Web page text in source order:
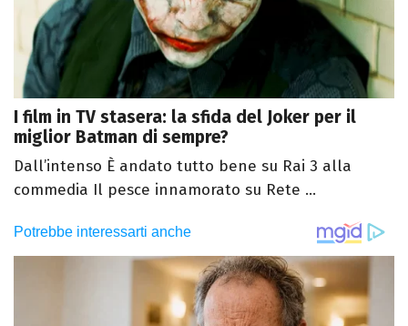
I film in TV stasera: la sfida del Joker per il
miglior Batman di sempre?
Dall’intenso È andato tutto bene su Rai 3 alla
commedia Il pesce innamorato su Rete ...